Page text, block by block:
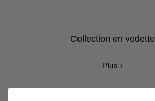
Collection en vedette
Plus ›